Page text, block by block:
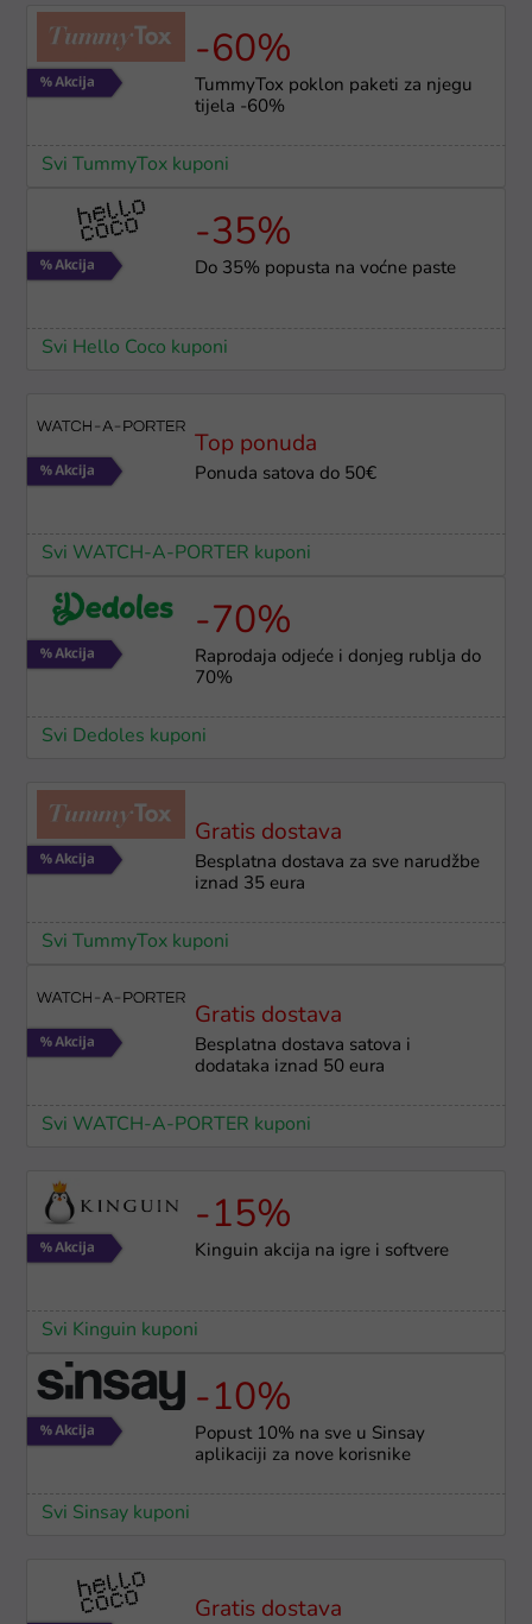
-60%
TummyTox poklon paketi za njegu
tijela -60%
Svi TummyTox kuponi
-35%
Do 35% popusta na voćne paste
Svi Hello Coco kuponi
Top ponuda
Ponuda satova do 50€
Svi WATCH-A-PORTER kuponi
-70%
Raprodaja odjeće i donjeg rublja do
70%
Svi Dedoles kuponi
Gratis dostava
Besplatna dostava za sve narudžbe
iznad 35 eura
Svi TummyTox kuponi
Gratis dostava
Besplatna dostava satova i
dodataka iznad 50 eura
Svi WATCH-A-PORTER kuponi
-15%
Kinguin akcija na igre i softvere
Svi Kinguin kuponi
-10%
Popust 10% na sve u Sinsay
aplikaciji za nove korisnike
Svi Sinsay kuponi
Gratis dostava